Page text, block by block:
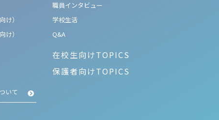
け）
け）
職員インタビュー
学校生活
Q&A
在校生向けTOPICS
保護者向けTOPICS
いて